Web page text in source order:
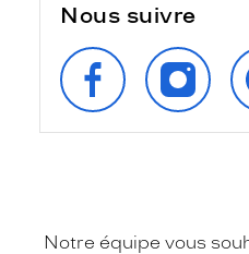
Nous suivre
SUIVEZ‑NOUS
SUR
FACEBOOK
SUR
Notre équipe vous